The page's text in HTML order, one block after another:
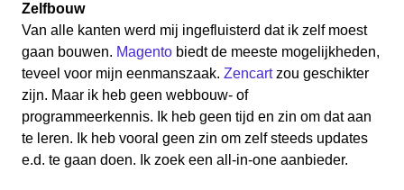
Zelfbouw
Van alle kanten werd mij ingefluisterd dat ik zelf moest
gaan bouwen. Magento biedt de meeste mogelijkheden,
teveel voor mijn eenmanszaak. Zencartzou geschikter
zijn. Maar ik heb geen webbouw- of
programmeerkennis. Ik heb geen tijd en zin om dat aan
te leren. Ik heb vooral geen zin om zelf steeds updates
e.d. te gaan doen. Ik zoek een all-in-one aanbieder.